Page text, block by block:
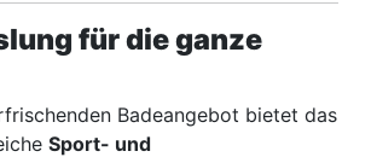
für die ganze
Badeangebot bietet das
Sport- und